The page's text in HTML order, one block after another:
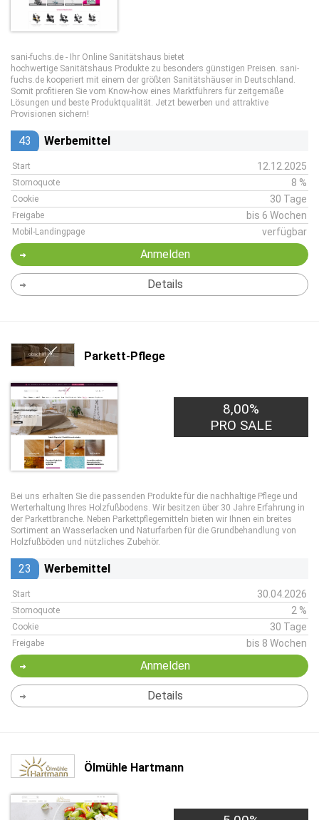
sani-fuchs.de - Ihr Online Sanitätshaus bietet
hochwertige Sanitätshaus Produkte zu besonders günstigen Preisen. sani-
fuchs.de kooperiert mit einem der größten Sanitätshäuser in Deutschland.
Somit profitieren Sie vom Know-how eines Marktführers für zeitgemäße
Lösungen und beste Produktqualität. Jetzt bewerben und attraktive
Provisionen sichern!
43 Werbemittel
Start 12.12.2025
Stornoquote 8 %
Cookie 30 Tage
Freigabe bis 6 Wochen
Mobil-Landingpage verfügbar
Anmelden
Details
Parkett-Pflege
8,00%
PRO SALE
Bei uns erhalten Sie die passenden Produkte für die nachhaltige Pflege und
Werterhaltung Ihres Holzfußbodens. Wir besitzen über 30 Jahre Erfahrung in
der Parkettbranche. Neben Parkettpflegemitteln bieten wir Ihnen ein breites
Sortiment an Wasserlacken und Naturfarben für die Grundbehandlung von
Holzfußböden und nützliches Zubehör.
23 Werbemittel
Start 30.04.2026
Stornoquote 2 %
Cookie 30 Tage
Freigabe bis 8 Wochen
Anmelden
Details
Ölmühle Hartmann